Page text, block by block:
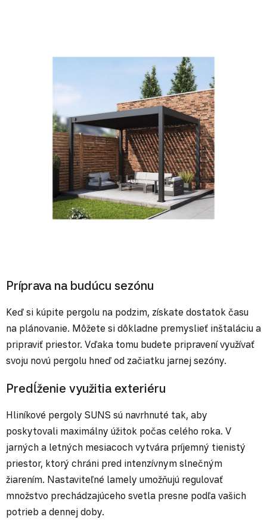
Príprava na budúcu sezónu
Keď si kúpite pergolu na podzim, získate dostatok času
na plánovanie. Môžete si dôkladne premyslieť inštaláciu a
pripraviť priestor. Vďaka tomu budete pripravení využívať
svoju novú pergolu hneď od začiatku jarnej sezóny.
Predĺženie využitia exteriéru
Hliníkové pergoly SUNS sú navrhnuté tak, aby
poskytovali maximálny úžitok počas celého roka. V
jarných a letných mesiacoch vytvára príjemný tienistý
priestor, ktorý chráni pred intenzívnym slnečným
žiarením. Nastaviteľné lamely umožňujú regulovať
množstvo prechádzajúceho svetla presne podľa vašich
potrieb a dennej doby.